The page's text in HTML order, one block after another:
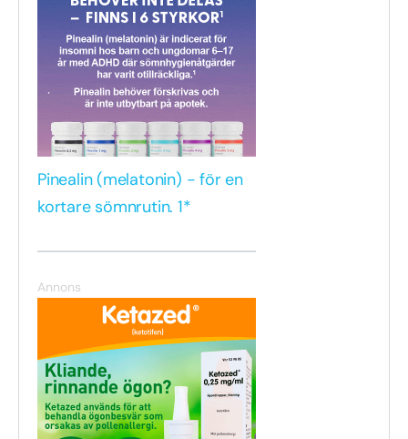
Pinealin (melatonin) - för en
kortare sömnrutin. 1*
Annons